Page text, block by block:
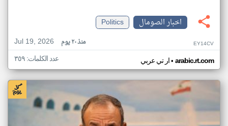
اخبار الصومال
Politics
Jul 19, 2026
منذ ٢٠ يوم EY14CV
ار تي عربي• arabic.rt.com عدد الكلمات: ٣٥٩